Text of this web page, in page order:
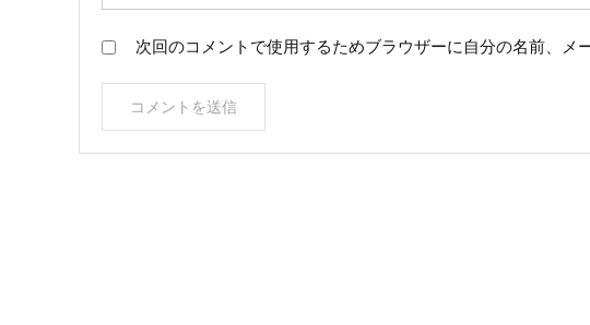
次回のコメントで使用するためブラウザーに自分の名前、メ